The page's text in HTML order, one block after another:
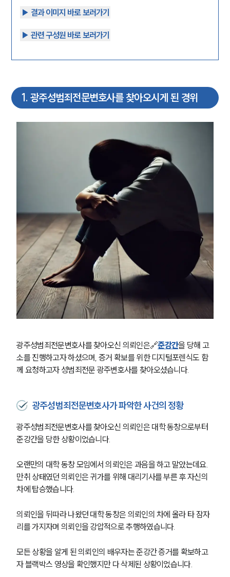
▶︎ 결과 이미지 바로 보러가기
▶︎ 관련 구성원 바로 보러가기
1. 광주성범죄전문변호사를 찾아오시게 된 경위
광주성범죄전문변호사를 찾아오신 의뢰인은🔗준강간을 당해 고
소를 진행하고자 하셨으며, 증거 확보를 위한 디지털포렌식도 함
께 요청하고자 성범죄전문 광주변호사를 찾아오셨습니다.
광주성범죄전문변호사가 파악한 사건의 정황
광주성범죄전문변호사를 찾아오신 의뢰인은 대학 동창으로부터
준강간을 당한 상황이었습니다.
오랜만의 대학 동창 모임에서 의뢰인은 과음을 하고 말았는데요.
만취 상태였던 의뢰인은 귀가를 위해 대리기사를 부른 후 자신의
차에 탑승했습니다.
의뢰인을 뒤따라 나왔던 대학 동창은 의뢰인의 차에 올라 타 잠자
리를 가지자며 의뢰인을 강압적으로 추행하였습니다.
모든 상황을 알게 된 의뢰인의 배우자는 준강간 증거를 확보하고
자 블랙박스 영상을 확인했지만 다 삭제된 상황이었습니다.